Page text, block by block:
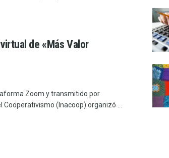
de «Más Valor
Zoom y transmitido por
(Inacoop) organizó ...